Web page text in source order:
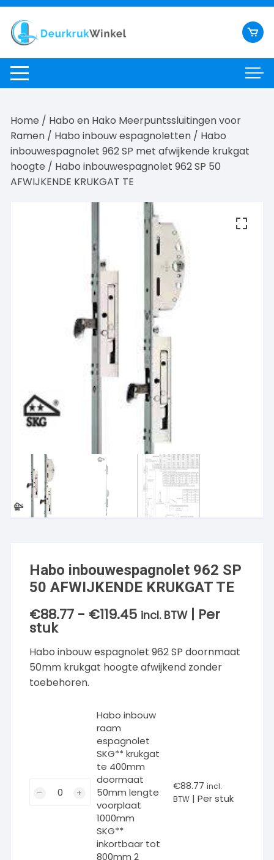
Ga
naar
inhoud
Home / Habo en Hako Meerpuntssluitingen voor
Ramen / Habo inbouw espagnoletten / Habo
inbouwespagnolet 962 SP met afwijkende krukgat
hoogte / Habo inbouwespagnolet 962 SP 50
AFWIJKENDE KRUKGAT TE
Habo inbouwespagnolet 962 SP
50 AFWIJKENDE KRUKGAT TE
€88.77 - €119.45Prijsklasse:
€88.77
incl. BTW | Per
stuk
Habo inbouw espagnolet 962 SP doornmaat
50mm krukgat hoogte afwijkend zonder
toebehoren.
inbouw
Habo inbouw
raam
espagnolet
SKG** krukgat
te 400mm
doormaat
50mm lengte
voorplaat
1000mm
SKG**
inkortbaar tot
800mm 2
€88.77 incl.
BTW | Per stuk